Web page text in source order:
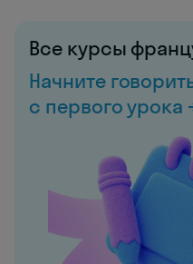
Все курсы
Начните
с первого урока